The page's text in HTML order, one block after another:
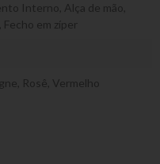
Interno Alça de mão
Fecho em zíper
Rosê Vermelho